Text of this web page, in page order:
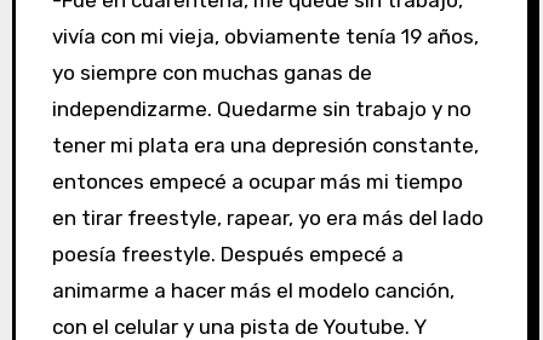
vivía con mi vieja, obviamente tenía 19 años,
yo siempre con muchas ganas de
independizarme. Quedarme sin trabajo y no
tener mi plata era una depresión constante,
entonces empecé a ocupar más mi tiempo
en tirar freestyle, rapear, yo era más del lado
poesía freestyle. Después empecé a
animarme a hacer más el modelo canción,
con el celular y una pista de Youtube. Y